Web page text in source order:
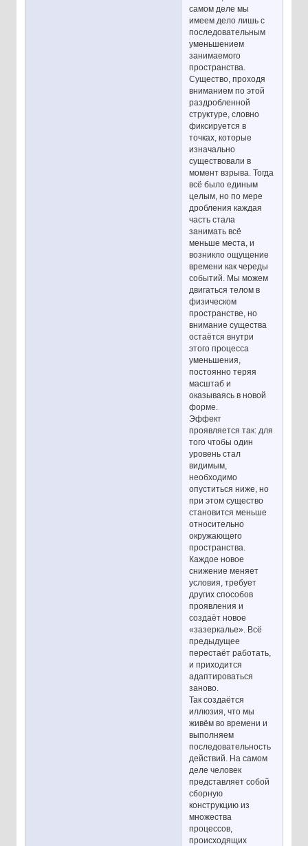
самом деле мы
имеем дело лишь с
последовательным
уменьшением
занимаемого
пространства.
Существо, проходя
вниманием по этой
раздробленной
структуре, словно
фиксируется в
точках, которые
изначально
существовали в
момент взрыва. Тогда
всё было единым
целым, но по мере
дробления каждая
часть стала
занимать всё
меньше места, и
возникло ощущение
времени как череды
событий. Мы можем
двигаться телом в
физическом
пространстве, но
внимание существа
остаётся внутри
этого процесса
уменьшения,
постоянно теряя
масштаб и
оказываясь в новой
форме.
Эффект
проявляется так: для
того чтобы один
уровень стал
видимым,
необходимо
опуститься ниже, но
при этом существо
становится меньше
относительно
окружающего
пространства.
Каждое новое
снижение меняет
условия, требует
других способов
проявления и
создаёт новое
«зазеркалье». Всё
предыдущее
перестаёт работать,
и приходится
адаптироваться
заново.
Так создаётся
иллюзия, что мы
живём во времени и
выполняем
последовательность
действий. На самом
деле человек
представляет собой
сборную
конструкцию из
множества
процессов,
происходящих